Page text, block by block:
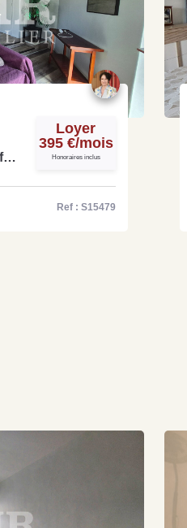
Loyer
395 €/mois
Honoraires inclus
Ref : S15479